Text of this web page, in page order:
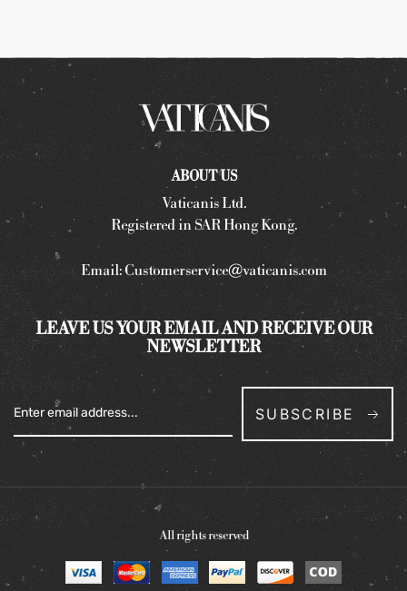
ABOUT US
Vaticanis Ltd.
Registered in SAR Hong Kong.
Email:Customerservice@vaticanis.com
LEAVE US YOUR EMAIL AND RECEIVE OUR
NEWSLETTER
SUBSCRIBE
All rights reserved